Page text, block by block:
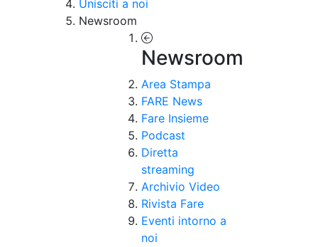
Unisciti a noi
Newsroom
Newsroom
Area Stampa
FARE News
Fare Insieme
Podcast
Diretta
streaming
Archivio Video
Rivista Fare
Eventi intorno a
noi